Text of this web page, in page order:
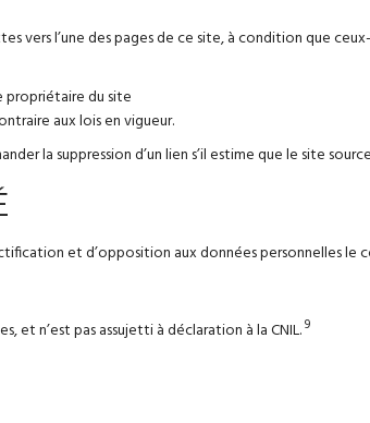
vers l’une des pages de ce site, à condition que
du site
aux lois en vigueur.
la suppression d’un lien s’il estime que le site
et d’opposition aux données personnelles
et n’est pas assujetti à déclaration à la CNIL.9